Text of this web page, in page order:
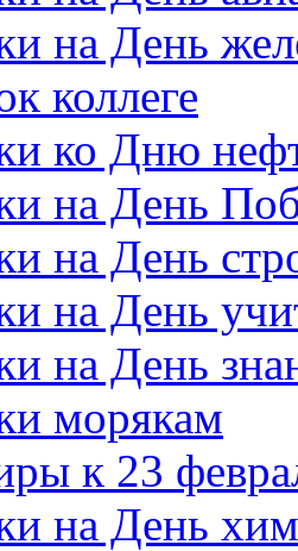
на День
коллеге
ко Дню
на День
на День
на День
на День
морякам
к 23
на День